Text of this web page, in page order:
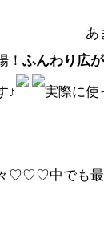
あ
！ ふんわり広
♪ 実際に使
々♡♡♡中でも